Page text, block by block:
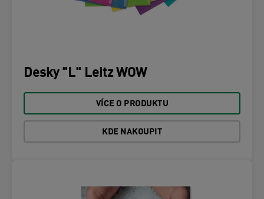
Desky "L" Leitz WOW
VÍCE O PRODUKTU
KDE NAKOUPIT